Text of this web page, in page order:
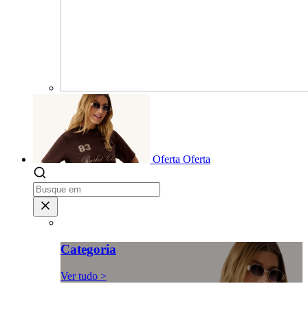
Oferta Oferta
Categoria
Ver tudo >